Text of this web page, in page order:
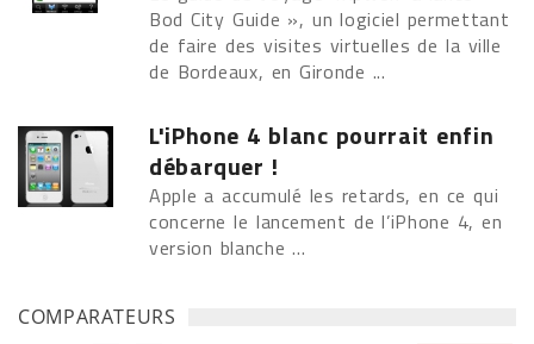
Bod City Guide », un logiciel permettant
de faire des visites virtuelles de la ville
de Bordeaux, en Gironde ...
L'iPhone 4 blanc pourrait enfin
débarquer !
Apple a accumulé les retards, en ce qui
concerne le lancement de l’iPhone 4, en
version blanche ...
COMPARATEURS